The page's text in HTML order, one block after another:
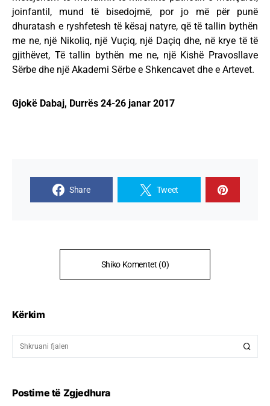
joinfantil, mund të bisedojmë, por jo më për punë
dhuratash e ryshfetesh të kësaj natyre, që të tallin bythën
me ne, një Nikoliq, një Vuçiq, një Daçiq dhe, në krye të të
gjithëvet, Të tallin bythën me ne, një Kishë Pravosllave
Sërbe dhe një Akademi Sërbe e Shkencavet dhe e Artevet.
Gjokë Dabaj, Durrës 24-26 janar 2017
Share Tweet
Shiko Komentet (0)
Kërkim
Postime të Zgjedhura